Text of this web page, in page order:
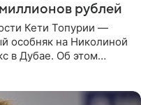
рублей
Кети Топурии —
особняк на Николиной
в Дубае. Об этом